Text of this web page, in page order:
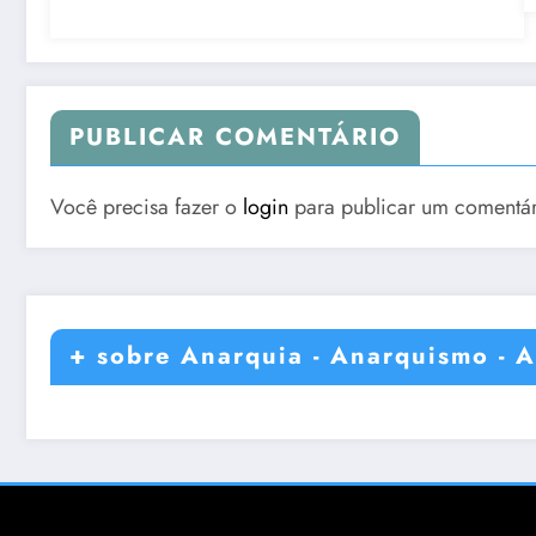
PUBLICAR COMENTÁRIO
Você precisa fazer o login para publicar um
+ sobre Anarquia - Anarquismo -